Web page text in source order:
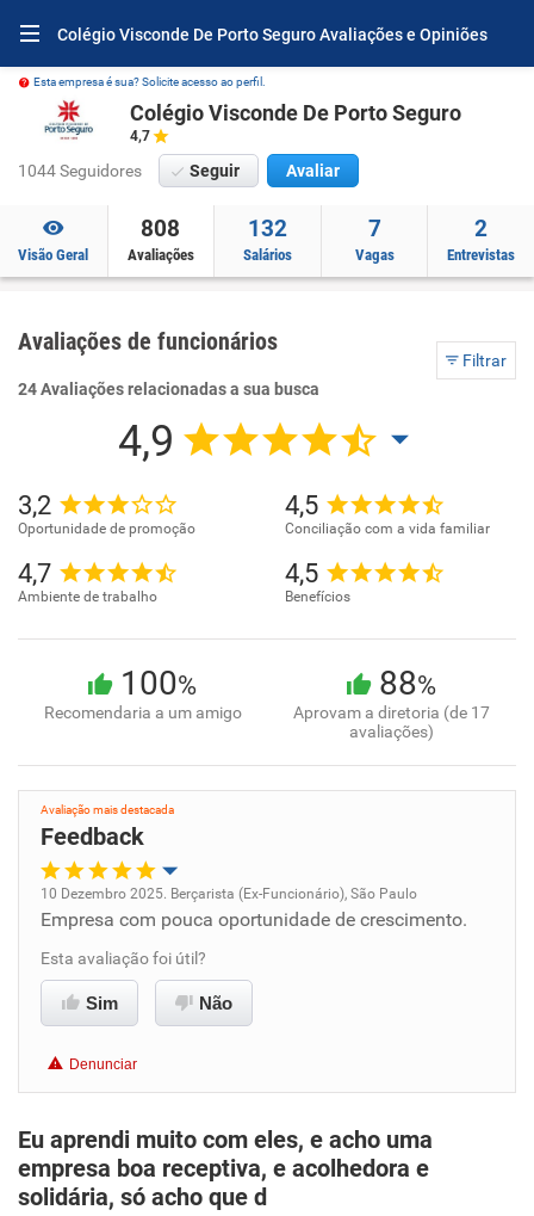
Colégio Visconde De Porto Seguro Avaliações e Opiniões
Esta empresa é sua? Solicite acesso ao perfil.
Colégio Visconde De Porto Seguro
4,7
1044 Seguidores Seguir Avaliar
Visão Geral
808
Avaliações
132
Salários
7
Vagas
2
Entrevistas
Avaliações de funcionários
Filtrar
24 Avaliações relacionadas a sua busca
4,9
3,2
Oportunidade de promoção
4,5
Conciliação com a vida familiar
4,7
Ambiente de trabalho
4,5
Benefícios
100%
Recomendaria a um amigo
88%
Aprovam a diretoria (de 17
avaliações)
Avaliação mais destacada
Feedback
Oportunidade de promoção
Ambiente de trabalho
Benefícios
Recomenda esta empresa
Não recomenda a diretoria
10 Dezembro 2025. Berçarista (Ex-Funcionário), São Paulo
Empresa com pouca oportunidade de crescimento.
Esta avaliação foi útil?
Sim Não
Denunciar
Eu aprendi muito com eles, e acho uma
empresa boa receptiva, e acolhedora e
solidária, só acho que d